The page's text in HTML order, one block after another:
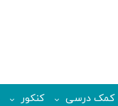
کمک درسی کنکور